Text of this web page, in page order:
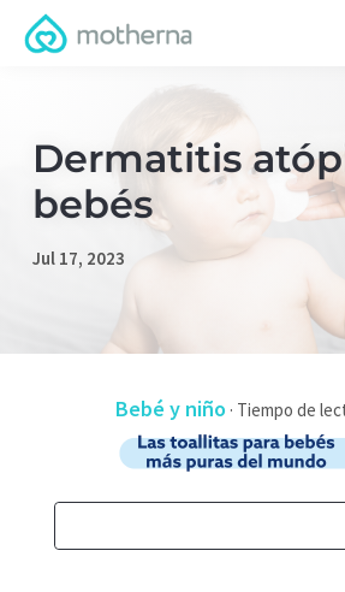
Dermatitis
bebés
Jul 17, 2023
Bebé y niño ·